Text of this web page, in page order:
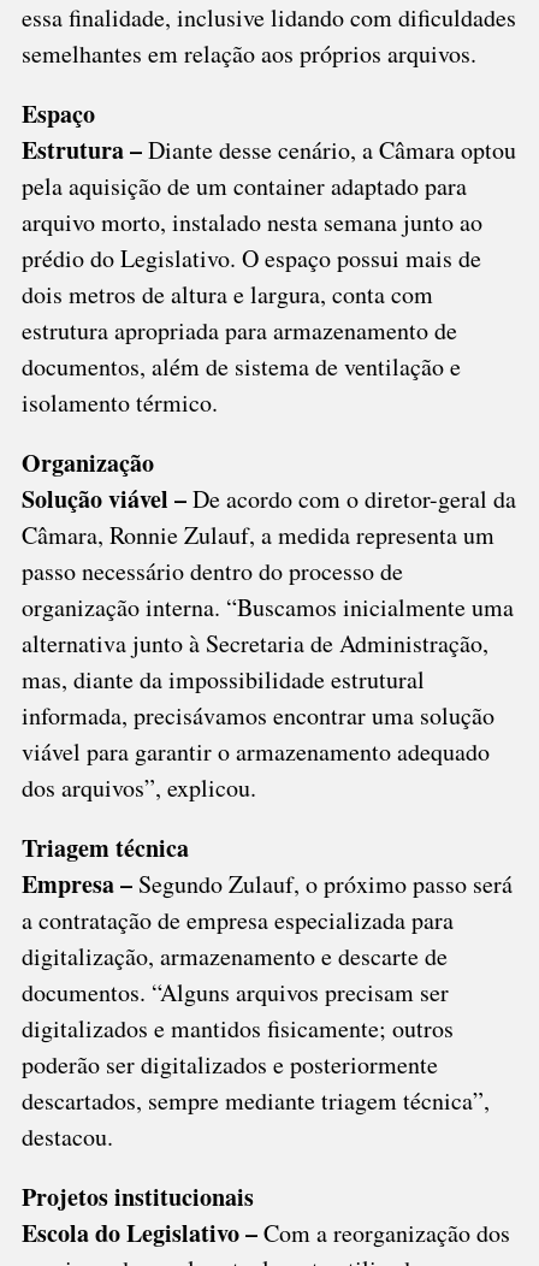
essa finalidade, inclusive lidando com dificuldades
semelhantes em relação aos próprios arquivos.
Espaço
Estrutura –Diante desse cenário, a Câmara optou
pela aquisição de um container adaptado para
arquivo morto, instalado nesta semana junto ao
prédio do Legislativo. O espaço possui mais de
dois metros de altura e largura, conta com
estrutura apropriada para armazenamento de
documentos, além de sistema de ventilação e
isolamento térmico.
Organização
Solução viável –De acordo com o diretor-geral da
Câmara, Ronnie Zulauf, a medida representa um
passo necessário dentro do processo de
organização interna. “Buscamos inicialmente uma
alternativa junto à Secretaria de Administração,
mas, diante da impossibilidade estrutural
informada, precisávamos encontrar uma solução
viável para garantir o armazenamento adequado
dos arquivos”, explicou.
Triagem técnica
Empresa – Segundo Zulauf, o próximo passo será
a contratação de empresa especializada para
digitalização, armazenamento e descarte de
documentos. “Alguns arquivos precisam ser
digitalizados e mantidos fisicamente; outros
poderão ser digitalizados e posteriormente
descartados, sempre mediante triagem técnica”,
destacou.
Projetos institucionais
Escola do Legislativo –Com a reorganização dos